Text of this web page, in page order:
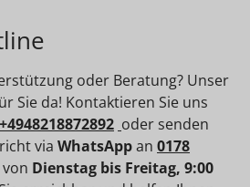
oder Beratung? Unser
Sie da! Kontaktieren Sie uns
+4948218872892 oder senden
via WhatsAppan 0178
Dienstag bis Freitag, 9:00